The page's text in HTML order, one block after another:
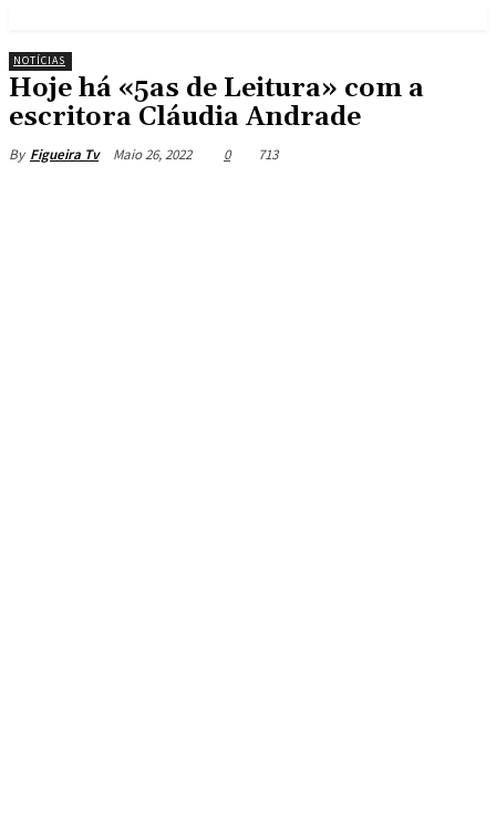
NOTÍCIAS
Hoje há «5as de Leitura» com a
escritora Cláudia Andrade
By Figueira Tv Maio 26, 2022 0 713